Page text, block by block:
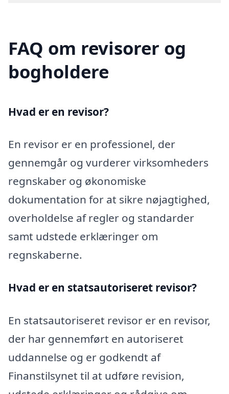
FAQ om revisorer og
bogholdere
Hvad er en revisor?
En revisor er en professionel, der
gennemgår og vurderer virksomheders
regnskaber og økonomiske
dokumentation for at sikre nøjagtighed,
overholdelse af regler og standarder
samt udstede erklæringer om
regnskaberne.
Hvad er en statsautoriseret revisor?
En statsautoriseret revisor er en revisor,
der har gennemført en autoriseret
uddannelse og er godkendt af
Finanstilsynet til at udføre revision,